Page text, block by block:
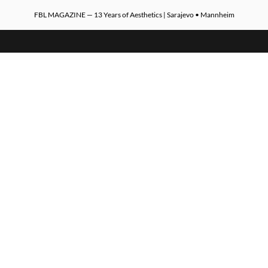
FBL MAGAZINE — 13 Years of Aesthetics | Sarajevo • Mannheim